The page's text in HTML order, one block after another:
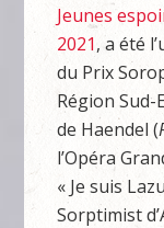
Jeunes
2021, a été
du Prix
Région Sud-
de Haendel (
l’Opéra
« Je suis
Sorptimist